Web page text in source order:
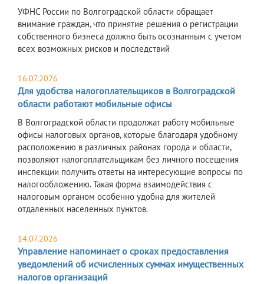
УФНС России по Волгоградской области обращает
внимание граждан, что принятие решения о регистрации
собственного бизнеса должно быть осознанным с учетом
всех возможных рисков и последствий
16.07.2026
Для удобства налогоплательщиков в Волгоградской
области работают мобильные офисы
В Волгоградской области продолжат работу мобильные
офисы налоговых органов, которые благодаря удобному
расположению в различных районах города и области,
позволяют налогоплательщикам без личного посещения
инспекции получить ответы на интересующие вопросы по
налогообложению. Такая форма взаимодействия с
налоговым органом особенно удобна для жителей
отдаленных населенных пунктов.
14.07.2026
Управление напоминает о сроках предоставления
уведомлений об исчисленных суммах имущественных
налогов организаций